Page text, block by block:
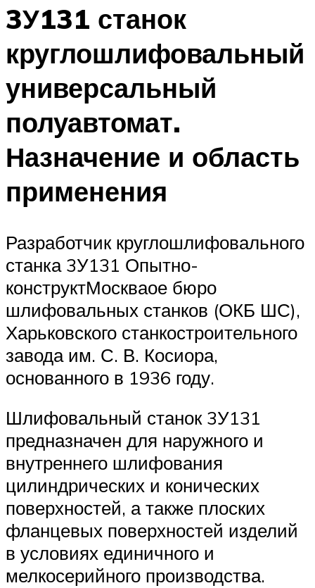
3У131 станок
круглошлифовальный
универсальный
полуавтомат.
Назначение и область
применения
Разработчик круглошлифовального
станка 3У131 Опытно-
конструктМоскваое бюро
шлифовальных станков (ОКБ ШС),
Харьковского станкостроительного
завода им. С. В. Косиора,
основанного в 1936 году.
Шлифовальный станок 3У131
предназначен для наружного и
внутреннего шлифования
цилиндрических и конических
поверхностей, а также плоских
фланцевых поверхностей изделий
в условиях единичного и
мелкосерийного производства.